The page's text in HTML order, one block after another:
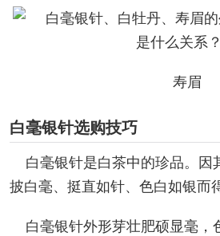
寿眉
白毫银针选购技巧
白毫银针是白茶中的珍品。因
披白毫、挺直如针、色白如银而
白毫银针外形芽壮肥硕显毫，